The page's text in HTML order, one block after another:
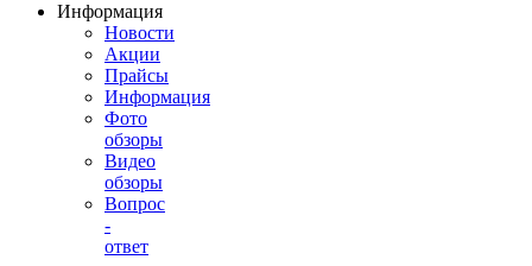
Информация
Новости
Акции
Прайсы
Информация
Фото
обзоры
Видео
обзоры
Вопрос
-
ответ